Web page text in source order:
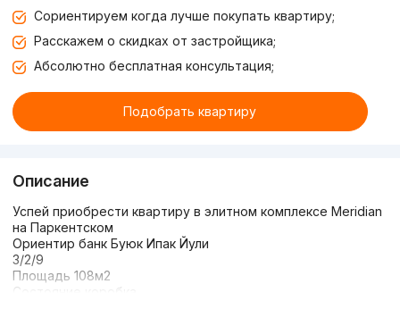
Сориентируем когда лучше покупать квартиру;
Расскажем о скидках от застройщика;
Абсолютно бесплатная консультация;
Подобрать квартиру
Описание
Успей приобрести квартиру в элитном комплексе Meridian
на Паркентском
Ориентир банк Буюк Ипак Йули
3/2/9
Площадь 108м2
Состояние коробка